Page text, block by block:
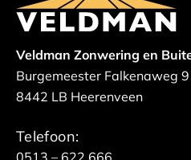
Veldman Zonwering en
Burgemeester Falkenaweg
8442 LB Heerenveen
Telefoon:
0513 – 622 666